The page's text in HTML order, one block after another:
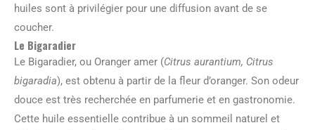
huiles sont à privilégier pour une diffusion avant de se
coucher.
Le Bigaradier
Le Bigaradier, ou Oranger amer (Citrus aurantium, Citrus
bigaradia), est obtenu à partir de la fleur d’oranger. Son odeur
douce est très recherchée en parfumerie et en gastronomie.
Cette huile essentielle contribue à un sommeil naturel et